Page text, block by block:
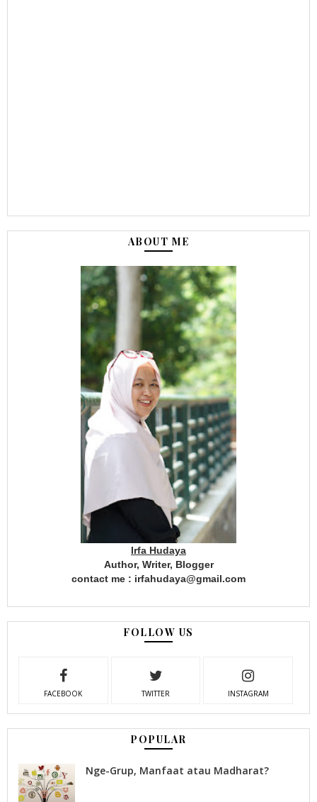
ABOUT ME
Irfa Hudaya
Author, Writer, Blogger
contact me : irfahudaya@gmail.com
FOLLOW US
FACEBOOK TWITTER INSTAGRAM
POPULAR
Nge-Grup, Manfaat atau Madharat?